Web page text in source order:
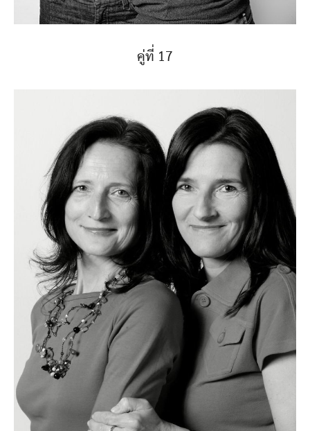
คู่ที่ 17